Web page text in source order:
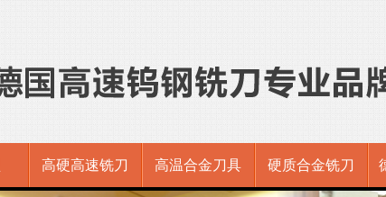
高硬高速铣刀 高温合金刀具 硬质合金铣刀